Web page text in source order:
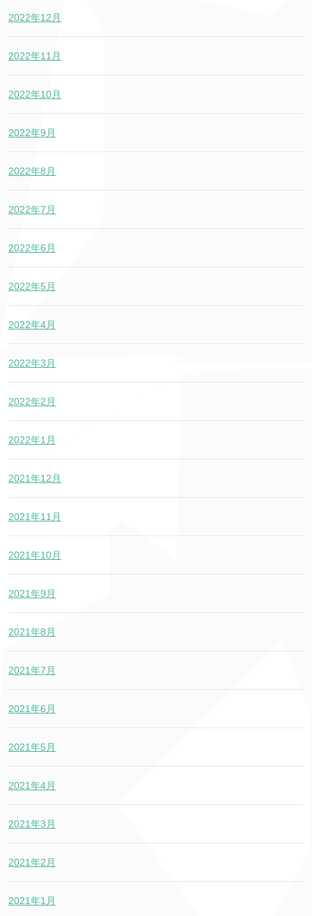
2022年12月
2022年11月
2022年10月
2022年9月
2022年8月
2022年7月
2022年6月
2022年5月
2022年4月
2022年3月
2022年2月
2022年1月
2021年12月
2021年11月
2021年10月
2021年9月
2021年8月
2021年7月
2021年6月
2021年5月
2021年4月
2021年3月
2021年2月
2021年1月